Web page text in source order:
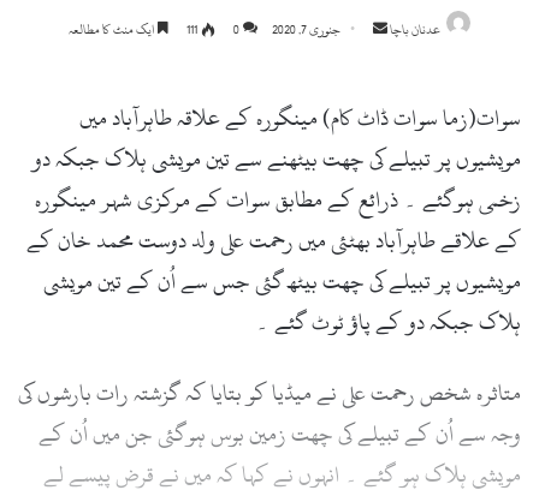
عدنان باچا
d
n
e
i
جنوری 7, 2020 0
111 ایک منٹ کا مطالعہ
سوات(زما سوات ڈاٹ کام) مینگورہ کے علاقہ طاہرآباد میں
مویشیوں پر تبیلے کی چھت بیٹھنے سے تین مویشی ہلاک جبکہ دو
زخمی ہوگئے ۔ ذرائع کے مطابق سوات کے مرکزی شہر مینگورہ
کے علاقے طاہرآباد بھٹئی میں رحمت علی ولد دوست محمد خان کے
مویشیوں پر تبیلے کی چھت بیٹھ گئی جس سے اُن کے تین مویشی
ہلاک جبکہ دو کے پاؤ ٹوٹ گئے ۔
متاثرہ شخص رحمت علی نے میڈیا کو بتایا کہ گزشتہ رات بارشوں کی
وجہ سے اُن کے تبیلے کی چھت زمین بوس ہوگئی جن میں اُن کے
مویشی ہلاک ہو گئے ۔ انہوں نے کہا کہ میں نے قرض پیسے لے